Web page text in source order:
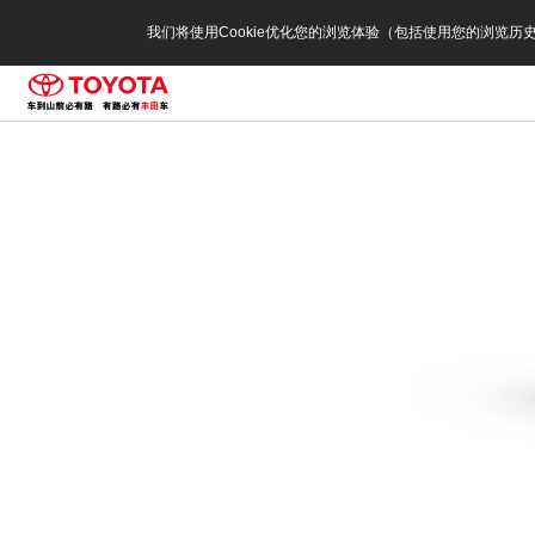
我们将使用Cookie优化您的浏览体验（包括使用您的浏览历